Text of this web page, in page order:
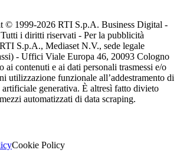
© 1999-2026 RTI S.p.A. Business Digital -
i diritti riservati - Per la pubblicità
S.p.A., Mediaset N.V., sede legale
- Uffici Viale Europa 46, 20093 Cologno
ai contenuti e ai dati personali trasmessi e/o
utilizzazione funzionale all’addestramento di
generativa. È altresì fatto divieto
automatizzati di data scraping.
Cookie Policy